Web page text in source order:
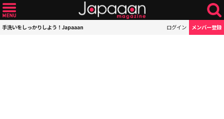
手洗いをしっかりしよう！Japaaan ログイン メンバー登録